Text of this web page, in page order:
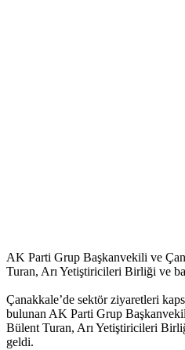
AK Parti Grup Başkanvekili ve
Turan, Arı Yetiştiricileri Birliği ve
Çanakkale’de sektör ziyaretleri
bulunan AK Parti Grup
Bülent Turan, Arı Yetiştiricileri
geldi.